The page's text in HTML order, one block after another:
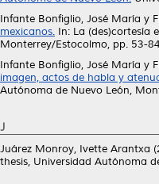
Infante Bonfiglio, José María y
mexicanos. In: La (des)cortesía
Monterrey/Estocolmo, pp. 53-
Infante Bonfiglio, José María y
imagen, actos de habla y
Autónoma de Nuevo León,
J
Juárez Monroy, Ivette Arantxa
thesis, Universidad Autónoma